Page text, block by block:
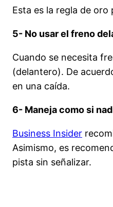
Esta es la regla de
5- No usar el freno
Cuando se necesita
(delantero). De
en una caída.
6- Maneja como si
Business Insider
Asimismo, es
pista sin señalizar.